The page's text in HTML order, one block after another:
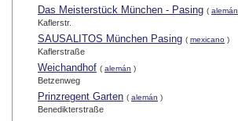
Das Meisterstück München - Pasing ( alemán
Kaflerstr.
SAUSALITOS München Pasing ( mexicano )
Kaflerstraße
Weichandhof ( alemán )
Betzenweg
Prinzregent Garten ( alemán )
Benedikterstraße